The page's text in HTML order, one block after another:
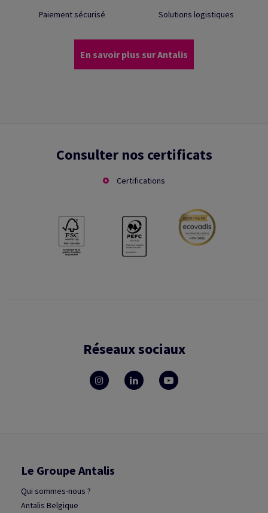
Paiement sécurisé Solutions logistiques
En savoir plus sur Antalis
Consulter nos certificats
Certifications
Réseaux sociaux
Le Groupe Antalis
Qui sommes-nous ?
Antalis Belgique